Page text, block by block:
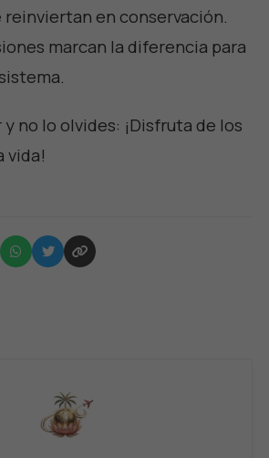
reinviertan en conservación.
marcan la diferencia para
no lo olvides: ¡Disfruta de los
vida!